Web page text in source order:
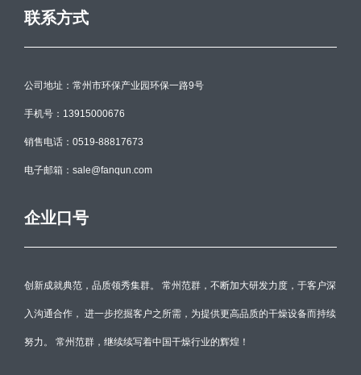
联系方式
公司地址：常州市环保产业园环保一路9号
手机号：13915000676
销售电话：0519-88817673
电子邮箱：sale@fanqun.com
企业口号
创新成就典范，品质领秀集群。 常州范群，不断加大研发力度，于客户深
入沟通合作， 进一步挖掘客户之所需，为提供更高品质的干燥设备而持续
努力。 常州范群，继续续写着中国干燥行业的辉煌！